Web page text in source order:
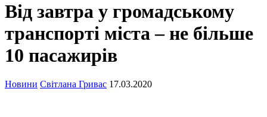
Від завтра у громадському
транспорті міста – не більше
10 пасажирів
Новини Світлана Гривас 17.03.2020